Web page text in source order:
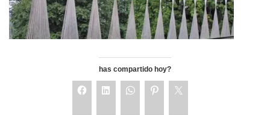
has compartido hoy?